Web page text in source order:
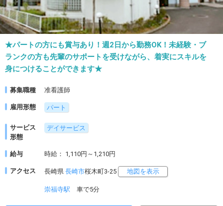
★パートの方にも賞与あり！週2日から勤務OK！未経験・ブ
ランクの方も先輩のサポートを受けながら、着実にスキルを
身につけることができます★
募集職種 准看護師
雇用形態 パート
サービス
形態
デイサービス
給与 時給： 1,110円～1,210円
アクセス 長崎県 長崎市桜木町3-25 地図を表示
崇福寺駅 車で5分